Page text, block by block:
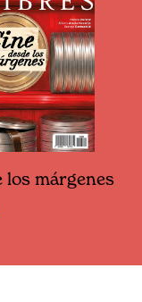
los márgenes